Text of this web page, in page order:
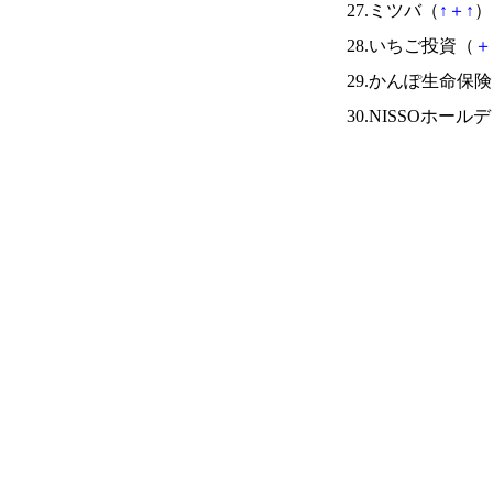
27.ミツバ（ ↑ ＋ ↑
28.いちご投資（ ＋
29.かんぽ生命保
30.NISSOホール